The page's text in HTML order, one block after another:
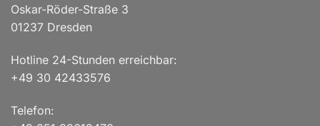
Oskar-Röder-Straße 3
01237 Dresden
Hotline 24-Stunden erreichbar:
+49 30 42433576
Telefon: